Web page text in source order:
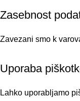
Zasebnost
Zavezani smo k
Uporaba
Lahko uporabljamo